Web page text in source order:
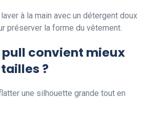
à la main avec un détergent doux
préserver la forme du vêtement.
pull convient mieux
?
une silhouette grande tout en